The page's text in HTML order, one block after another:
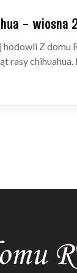
– wiosna
Z domu
rasy chihuahua.